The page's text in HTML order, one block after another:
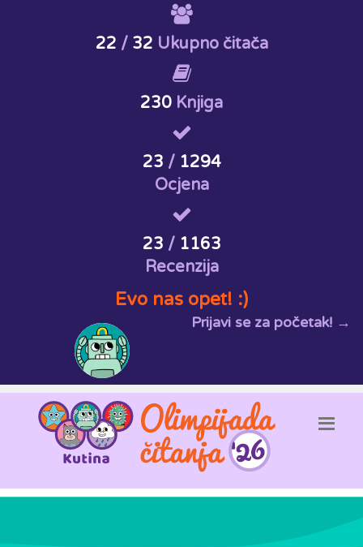
22 / 32 Ukupno čitača
230 Knjiga
23 / 1294
Ocjena
23 / 1163
Recenzija
Evo nas opet! :)
Prijavi se za početak! →